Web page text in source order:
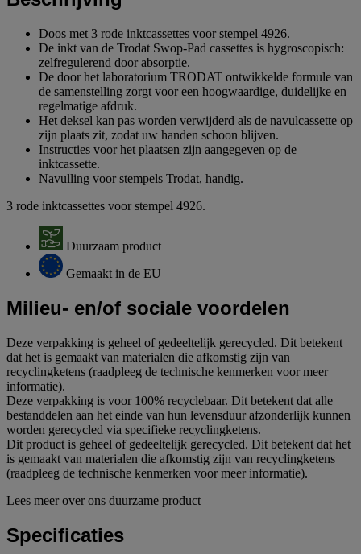
Doos met 3 rode inktcassettes voor stempel 4926.
De inkt van de Trodat Swop-Pad cassettes is hygroscopisch:
zelfregulerend door absorptie.
De door het laboratorium TRODAT ontwikkelde formule van
de samenstelling zorgt voor een hoogwaardige, duidelijke en
regelmatige afdruk.
Het deksel kan pas worden verwijderd als de navulcassette op
zijn plaats zit, zodat uw handen schoon blijven.
Instructies voor het plaatsen zijn aangegeven op de
inktcassette.
Navulling voor stempels Trodat, handig.
3 rode inktcassettes voor stempel 4926.
Duurzaam product
Gemaakt in de EU
Milieu- en/of sociale voordelen
Deze verpakking is geheel of gedeeltelijk gerecycled. Dit betekent
dat het is gemaakt van materialen die afkomstig zijn van
recyclingketens (raadpleeg de technische kenmerken voor meer
informatie).
Deze verpakking is voor 100% recyclebaar. Dit betekent dat alle
bestanddelen aan het einde van hun levensduur afzonderlijk kunnen
worden gerecycled via specifieke recyclingketens.
Dit product is geheel of gedeeltelijk gerecycled. Dit betekent dat het
is gemaakt van materialen die afkomstig zijn van recyclingketens
(raadpleeg de technische kenmerken voor meer informatie).
Lees meer over ons duurzame product
Specificaties